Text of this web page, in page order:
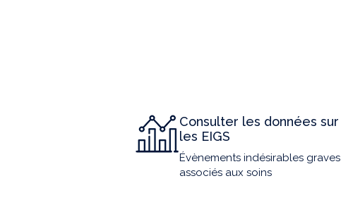
Consulter les données sur
les EIGS
Évènements indésirables graves
associés aux soins